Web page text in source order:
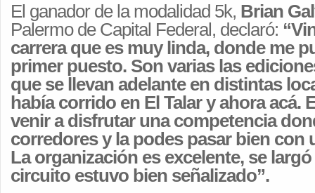
El ganador de la modalidad 5k, Brian
Palermo de Capital Federal, declaró:
carrera que es muy linda, donde me
primer puesto. Son varias las
que se llevan adelante en distintas
había corrido en El Talar y ahora acá.
venir a disfrutar una competencia
corredores y la podes pasar bien con
La organización es excelente, se
circuito estuvo bien señalizado”.